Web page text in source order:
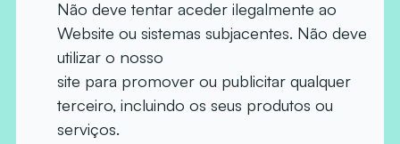
Não deve tentar aceder ilegalmente ao
Website ou sistemas subjacentes. Não deve
utilizar o nosso
site para promover ou publicitar qualquer
terceiro, incluindo os seus produtos ou
serviços.